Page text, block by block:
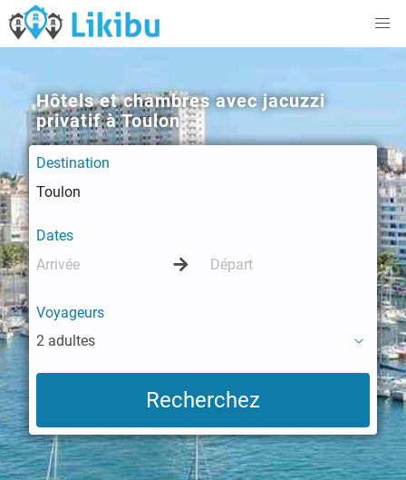
Hôtels et chambres avec jacuzzi
privatif à Toulon
Destination
Dates
Voyageurs
2 adultes